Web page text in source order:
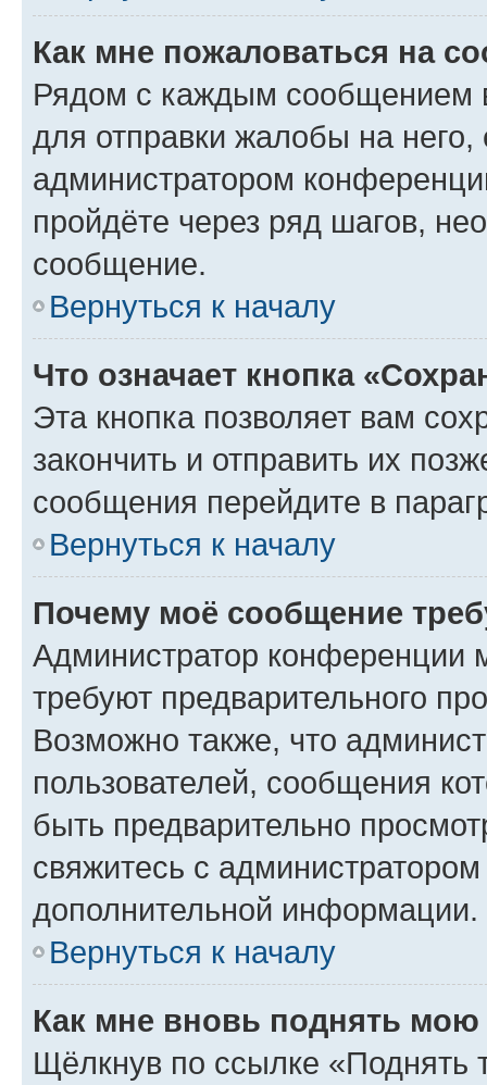
Как мне пожаловаться на
Рядом с каждым сообщением
для отправки жалобы на
администратором
пройдёте через ряд шагов,
сообщение.
Вернуться к началу
Что означает кнопка
Эта кнопка позволяет вам
закончить и отправить их
сообщения перейдите в
Вернуться к началу
Почему моё сообщение
Администратор конференции
требуют предварительного
Возможно также, что
пользователей, сообщения
быть предварительно
свяжитесь с
дополнительной информации.
Вернуться к началу
Как мне вновь поднять мою
Щёлкнув по ссылке «Поднять